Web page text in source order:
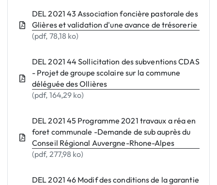
DEL 2021 43 Association foncière pastorale des
Glières et validation d'une avance de trésorerie
(pdf, 78,18 ko)
DEL 2021 44 Sollicitation des subventions CDAS
- Projet de groupe scolaire sur la commune
déléguée des Ollières
(pdf, 164,29 ko)
DEL 2021 45 Programme 2021 travaux a réa en
foret communale -Demande de sub auprès du
Conseil Régional Auvergne-Rhone-Alpes
(pdf, 277,98 ko)
DEL 2021 46 Modif des conditions de la garantie